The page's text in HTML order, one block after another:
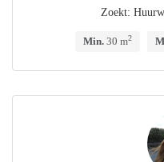
Zoekt:
Min. 30 m2